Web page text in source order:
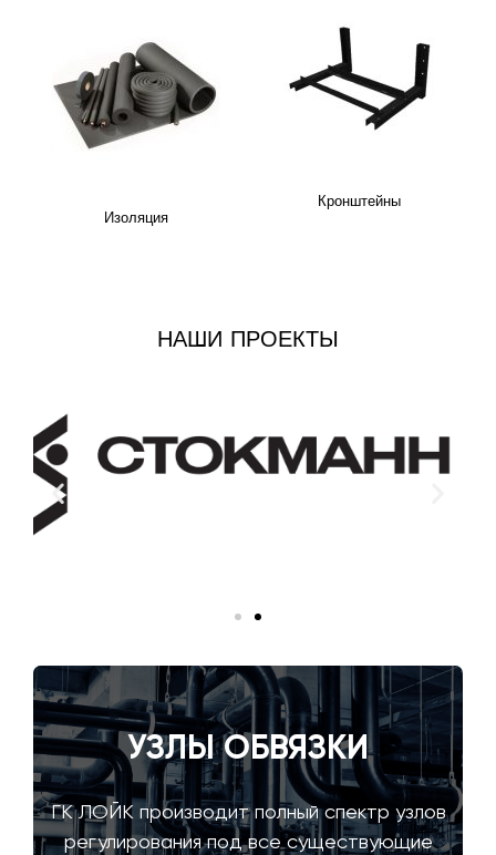
Изоляция
Кронштейны
НАШИ ПРОЕКТЫ
УЗЛЫ ОБВЯЗКИ
ГК ЛОЙК производит полный спектр узлов
регулирования под все существующие